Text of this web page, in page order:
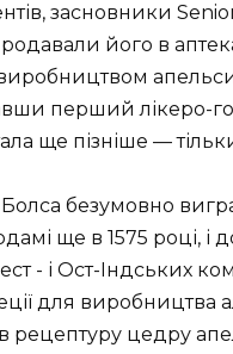
засновники
продавали його в
перший лікеро-
ще пізніше —
безумовно
ще в 1575 році,
- і Ост-Індських
для виробництва
рецептуру цедру